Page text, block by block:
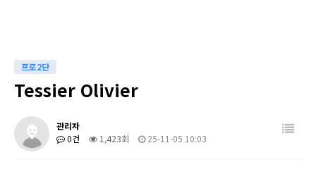
프로2단
Tessier Olivier
관리자
0건
1,423회 25-11-05 10:03